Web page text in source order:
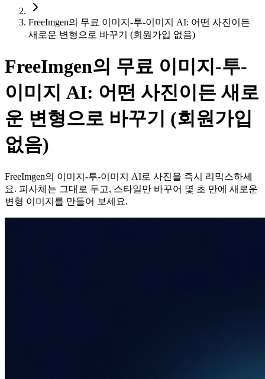
FreeImgen의 무료 이미지-투-이미지 AI: 어떤 사진이든
새로운 변형으로 바꾸기 (회원가입 없음)
FreeImgen의 무료 이미지-투-
이미지 AI: 어떤 사진이든 새로
운 변형으로 바꾸기 (회원가입
없음)
FreeImgen의 이미지-투-이미지 AI로 사진을 즉시 리믹스하세
요. 피사체는 그대로 두고, 스타일만 바꾸어 몇 초 만에 새로운
변형 이미지를 만들어 보세요.